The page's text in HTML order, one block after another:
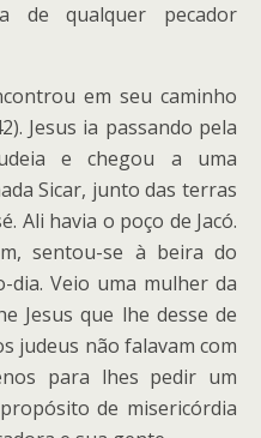
de qualquer pecador
em seu caminho
Jesus ia passando pela
e chegou a uma
Sicar, junto das terras
Ali havia o poço de Jacó.
sentou-se à beira do
dia. Veio uma mulher da
Jesus que lhe desse de
judeus não falavam com
para lhes pedir um
de misericórdia